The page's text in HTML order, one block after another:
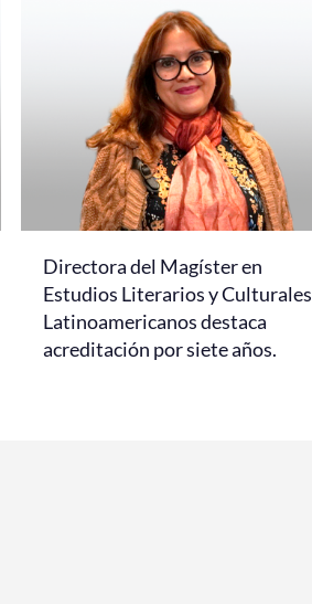
Directora del Magíster en
Estudios Literarios y Culturales
Latinoamericanos destaca
acreditación por siete años.